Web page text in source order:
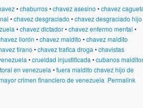
•chaburros•chavez asesino •chavez
•chavez desgraciado •chavez desgraciado hijo
•chavez dictador•chavez enfermo mental •
llorón •chavez maldito •chavez maldito
tirano •chavez trafica droga •chavistas
•crueldad injustificada •cubanos
en venezuela •fuera maldito chavez hijo de
crimen financiero de venezuela Permalink